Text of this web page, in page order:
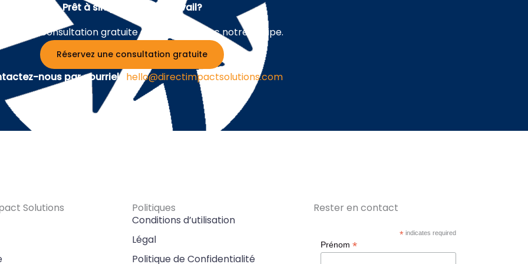
Prêt à simplifier votre travail?
une consultation gratuite d'une heure avec notre équipe.
Réservez une consultation gratuite
nous par courriel : hello@directimpactsolutions.com
Solutions
Politiques
Conditions d’utilisation
Légal
Politique de Confidentialité
Rester en contact
* indicates required
Prénom *